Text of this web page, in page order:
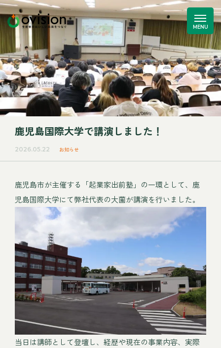
鹿児島国際大学で講演しました！
2026.05.22 お知らせ
鹿児島市が主催する「起業家出前塾」の一環として、鹿
児島国際大学にて弊社代表の大薗が講演を行いました。
当日は講師として登壇し、経歴や現在の事業内容、実際